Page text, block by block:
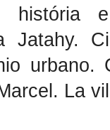
história
Jatahy.
La